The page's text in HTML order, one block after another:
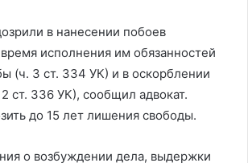
в нанесении побоев
исполнения им обязанностей
(ч. 3 ст. 334 УК) и в оскорблении
ст. 336 УК), сообщил адвокат.
до 15 лет лишения свободы.
о возбуждении дела, выдержки